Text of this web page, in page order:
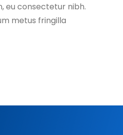
eu consectetur nibh.
metus fringilla